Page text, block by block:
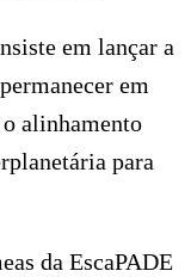
em lançar a
em
alinhamento
para
da EscaPADE